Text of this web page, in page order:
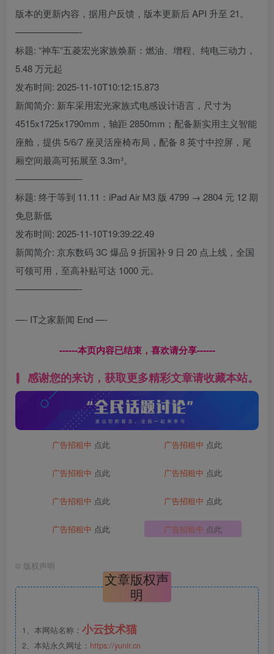
版本的更新内容，据用户反馈，版本更新后 API 升至 21。
———————-
标题: “神车”五菱宏光家族焕新：燃油、增程、纯电三动力，
5.48 万元起
发布时间: 2025-11-10T10:12:15.873
新闻简介: 新车采用宏光家族式电感设计语言，尺寸为
4515x1725x1790mm，轴距 2850mm；配备新实用主义智能
座舱，提供 5/6/7 座灵活座椅布局，配备 8 英寸中控屏，尾
厢空间最高可拓展至 3.3m³。
———————-
标题: 终于等到 11.11：iPad Air M3 版 4799 → 2804 元 12 期
免息新低
发布时间: 2025-11-10T19:39:22.49
新闻简介: 京东数码 3C 爆品 9 折国补 9 日 20 点上线，全国
可领可用，至高补贴可达 1000 元。
———————-
—- IT之家新闻 End —-
------本页内容已结束，喜欢请分享------
感谢您的来访，获取更多精彩文章请收藏本站。
广告招租中 点此 广告招租中 点此
广告招租中 点此 广告招租中 点此
广告招租中 点此 广告招租中 点此
广告招租中 点此 广告招租中 点此
© 版权声明
文章版权声
明
1、本网站名称： 小云技术猫
2、本站永久网址： https://yunir.cn